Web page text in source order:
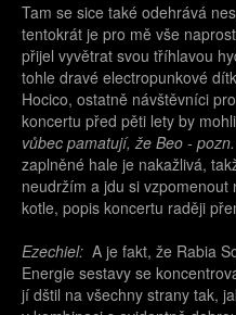
Tam se sice také odehrává
tentokrát je pro mě vše
přijel vyvětrat svou tříhlavou
tohle dravé electropunkové
Hocico, ostatně návštěvníci
koncertu před pěti lety by
vůbec pamatují, že Beo -
zaplněné hale je nakažlivá,
neudržím a jdu si
kotle, popis koncertu raději
Ezechiel: A je fakt, že Rabia
Energie sestavy se
jí dštil na všechny strany tak,